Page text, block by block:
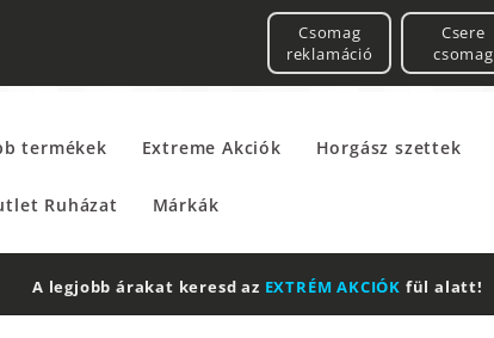
Csomag
reklamáció
Csere
csomag
termékek Extreme Akciók Horgász szettek
Ruházat Márkák
A legjobb árakat keresd az EXTRÉM AKCIÓK fül alatt!